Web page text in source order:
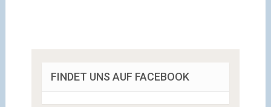
FINDET UNS AUF FACEBOOK